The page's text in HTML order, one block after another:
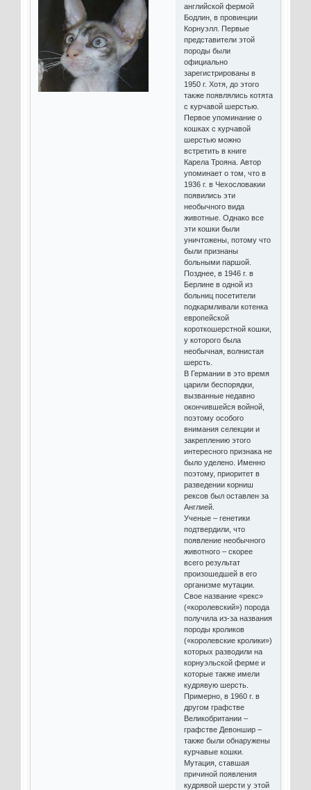
английской фермой
Бодлин, в провинции
Корнуэлл. Первые
представители этой
породы были
официально
зарегистрированы в
1950 г. Хотя, до этого
также появлялись котята
с курчавой шерстью.
Первое упоминание о
кошках с курчавой
шерстью можно
встретить в книге
Карела Трояна. Автор
упоминает о том, что в
1936 г. в Чехословакии
появились эти
необычного вида
животные. Однако все
эти кошки были
уничтожены, потому что
были признаны
больными паршой.
Позднее, в 1946 г. в
Берлине в одной из
больниц посетители
подкармливали котенка
европейской
короткошерстной кошки,
у которого была
необычная, волнистая
шерсть.
В Германии в это время
царили беспорядки,
вызванные недавно
окончившейся войной,
поэтому особого
внимания селекции и
закреплению этого
интересного признака не
было уделено. Именно
поэтому, приоритет в
разведении корниш
рексов был оставлен за
Англией.
Ученые – генетики
подтвердили, что
появление необычного
животного – скорее
всего результат
произошедшей в его
организме мутации.
Свое название «рекс»
(«королевский») порода
получила из-за названия
породы кроликов
(«королевские кролики»)
которых разводили на
корнуэльской ферме и
которые также имели
кудрявую шерсть.
Примерно, в 1960 г. в
другом графстве
Великобритании –
графстве Девоншир –
также были обнаружены
курчавые кошки.
Мутация, ставшая
причиной появления
кудрявой шерсти у этой